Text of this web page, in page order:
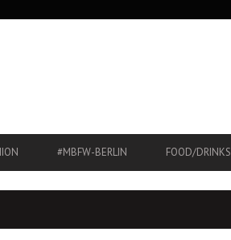
#MBFW-BERLIN FOOD/DRINKS